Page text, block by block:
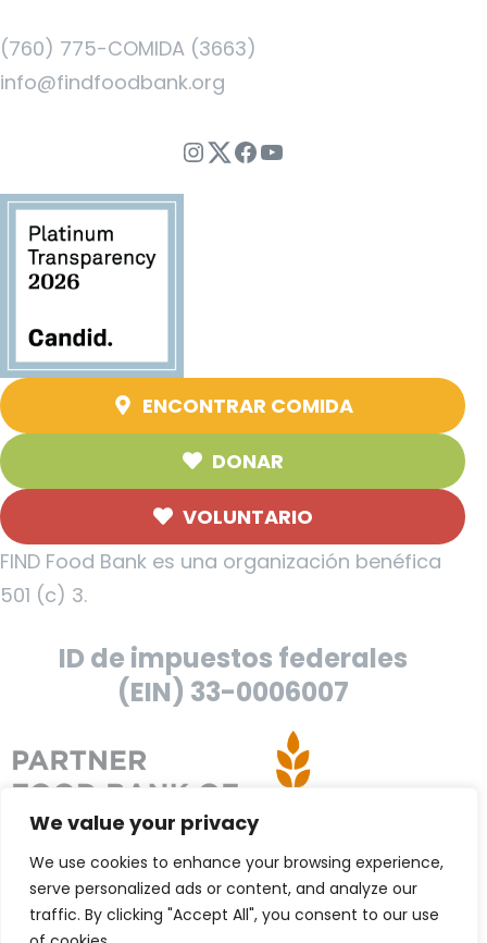
We value your privacy
We use cookies to enhance your browsing experience,
serve personalized ads or content, and analyze our
traffic. By clicking "Accept All", you consent to our use
(760) 775-COMIDA (3663)
info@findfoodbank.org
Instagram
Twitter
Facebook
YouTube
ENCONTRAR COMIDA
DONAR
VOLUNTARIO
FIND Food Bank es una organización benéfica
501 (c) 3.
ID de impuestos federales
(EIN) 33-0006007